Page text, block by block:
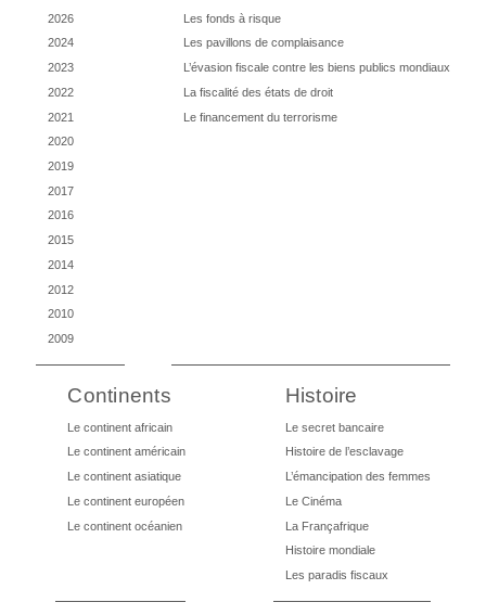
2026
2024
2023
2022
2021
2020
2019
2017
2016
2015
2014
2012
2010
2009
Les fonds à risque
Les pavillons de complaisance
L’évasion fiscale contre les biens publics mondiaux
La fiscalité des états de droit
Le financement du terrorisme
Continents
Le continent africain
Le continent américain
Le continent asiatique
Le continent européen
Le continent océanien
Histoire
Le secret bancaire
Histoire de l’esclavage
L’émancipation des femmes
Le Cinéma
La Françafrique
Histoire mondiale
Les paradis fiscaux